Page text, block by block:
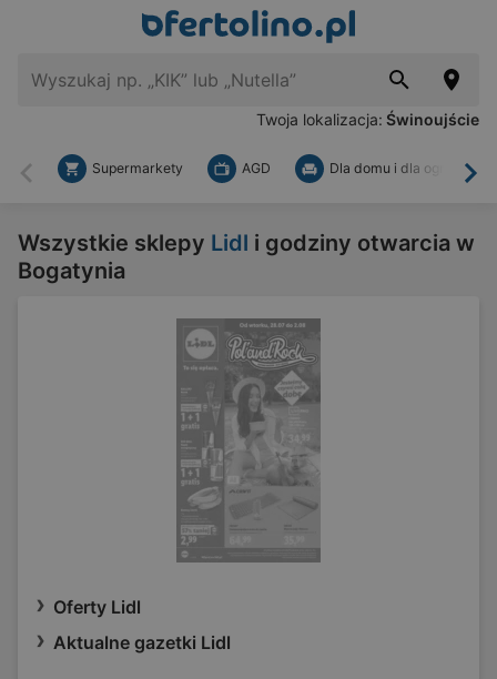
Twoja lokalizacja: Świnoujście
Wstecz
Supermarkety AGD Dla domu i dla ogrodu
Wszystkie sklepy Lidl i godziny otwarcia w
Bogatynia
Oferty Lidl
Aktualne gazetki Lidl